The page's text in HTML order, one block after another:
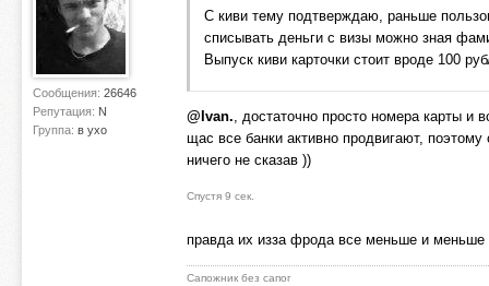
Сообщения: 26646
Репутация: N
Группа: в ухо
С киви тему подтверждаю, раньше
списывать деньги с визы можно зная
Выпуск киви карточки стоит вроде 100
@Ivan., достаточно просто номера карты и
щас все банки активно продвигают,
ничего не сказав ))
Спустя 9 сек.
правда их изза фрода все меньше и меньше
Сапожник без сапог